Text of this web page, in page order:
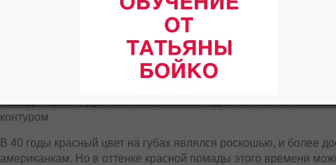
пронаблюдать в
чем и схема
активности теней,
породил понятие
понятия,
красной помадой можно пронаблюдать на фотографиях
помада гармонирует с тонкой, высоко поднятой линией
контуром.
В 40 годы красный цвет на губах являлся роскошью, и более
американкам. Но в оттенке красной помады этого времени